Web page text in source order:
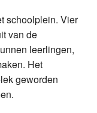
schoolplein. Vier
van de
leerlingen,
Het
geworden